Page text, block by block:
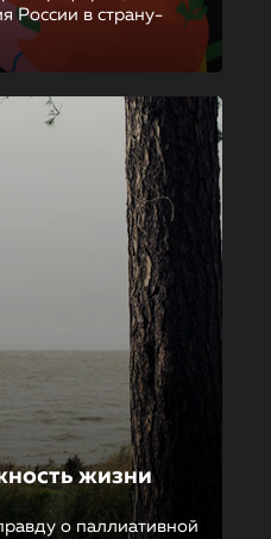
России в страну-
жизни
о паллиативной